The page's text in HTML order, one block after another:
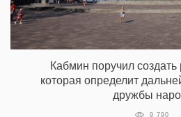
Кабмин поручил создать
которая определит
дружбы
9 790